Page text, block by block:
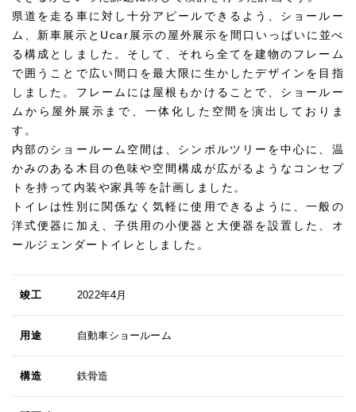
県道を走る車に対し十分アピールできるよう、ショールー
ム、新車展示とUcar展示の屋外展示を間口いっぱいに並べ
る構成としました。そして、それら全てを建物のフレーム
で囲うことで広い間口を最大限に生かしたデザインを目指
しました。フレームには屋根もかけることで、ショールー
ムから屋外展示まで、一体化した空間を演出しておりま
す。
内部のショールーム空間は、シンボルツリーを中心に、温
かみのある木目の色味や空間構成が広がるようなコンセプ
トを持って内装や家具等を計画しました。
トイレは性別に関係なく気軽に使用できるように、一般の
洋式便器に加え、子供用の小便器と大便器を設置した、オ
ールジェンダートイレとしました。
竣工 2022年4月
用途 自動車ショールーム
構造 鉄骨造